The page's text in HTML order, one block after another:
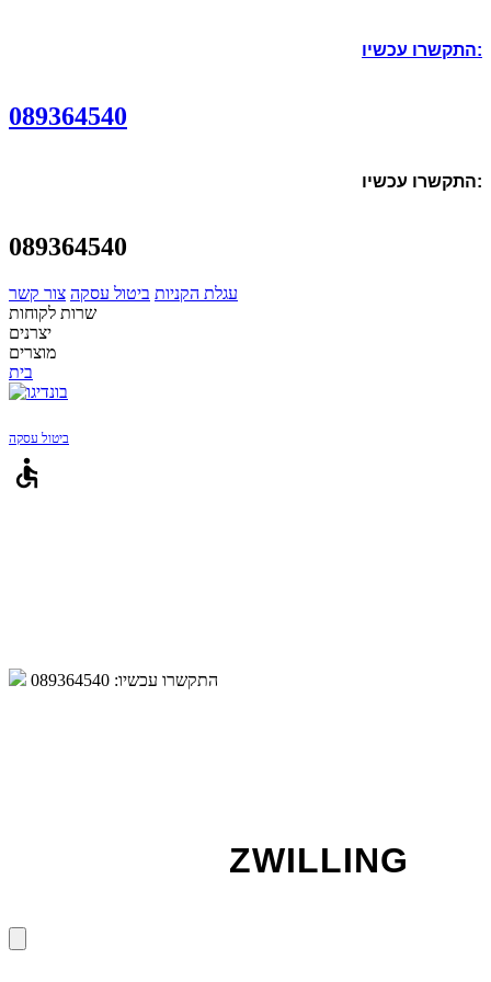
התקשרו עכשיו:
089364540
התקשרו עכשיו:
089364540
עגלת הקניות ביטול עסקה צור קשר
שרות לקוחות
יצרנים
מוצרים
בית
ביטול עסקה
accessible
התקשרו עכשיו: 089364540
ZWILLING